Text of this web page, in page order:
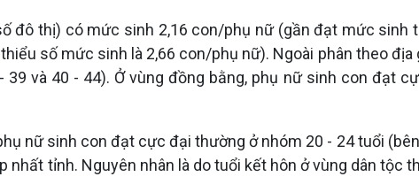
đô thị) có mức sinh 2,16 con/phụ nữ (gần đạt mức sinh
số mức sinh là 2,66 con/phụ nữ). Ngoài phân theo
39 và 40 - 44). Ở vùng đồng bằng, phụ nữ sinh con
nữ sinh con đạt cực đại thường ở nhóm 20 - 24 tuổi
nhất tỉnh. Nguyên nhân là do tuổi kết hôn ở vùng dân